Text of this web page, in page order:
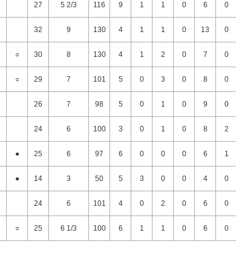
27 5 2/3 116 9 1 1 0 6 0
32 9 130 4 1 1 0 13 0
○ 30 8 130 4 1 2 0 7 0
○ 29 7 101 5 0 3 0 8 0
26 7 98 5 0 1 0 9 0
24 6 100 3 0 1 0 8 2
● 25 6 97 6 0 0 0 6 1
● 14 3 50 5 3 0 0 4 0
24 6 101 4 0 2 0 6 0
○ 25 6 1/3 100 6 1 1 0 6 0